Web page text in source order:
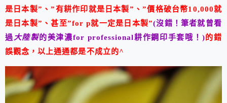
是日本製”、”有耕作印就是日本製”、”價格破台幣10,000就
是日本製”、甚至”for p就一定是日本製”(沒錯！筆者就曾看
過 大陸製的美津濃for professional耕作鋼印手套哦！)的錯
誤觀念，以上通通都是不成立的^